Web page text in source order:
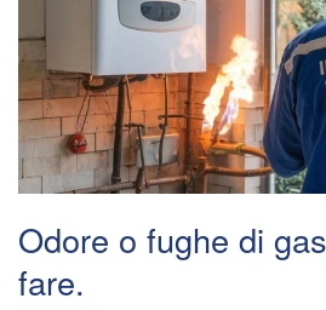
Odore o fughe di
fare.